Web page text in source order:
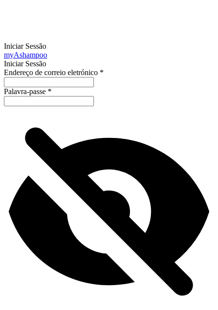
Iniciar Sessão
myAshampoo
Iniciar Sessão
Endereço de correio eletrónico *
Palavra-passe *